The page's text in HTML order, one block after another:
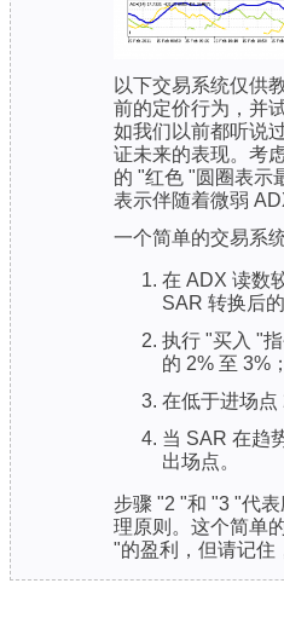
以下交易系统仅供
前的定价行为，并
如我们以前都听说
证未来的表现。考
的 "红色 "圆圈表示
表示伴随着微弱
一个简单的交易系
在 ADX 读数
SAR 转换后
执行 "买入 "
的 2% 至 3%；
在低于进场点
当 SAR 在趋
出场点。
步骤 "2 "和 "3 "代
理原则。这个简单
"的盈利，但请记住